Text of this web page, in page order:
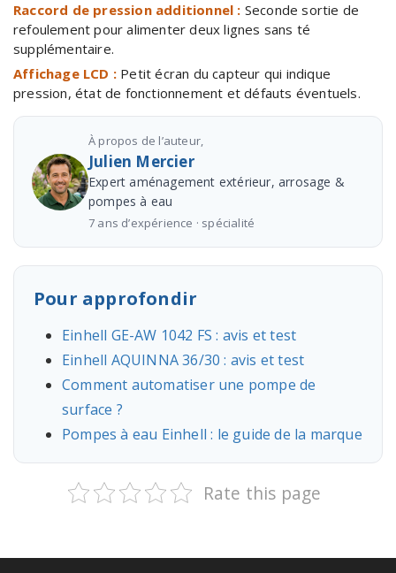
Raccord de pression additionnel : Seconde sortie de
refoulement pour alimenter deux lignes sans té
supplémentaire.
Affichage LCD : Petit écran du capteur qui indique
pression, état de fonctionnement et défauts éventuels.
À propos de l’auteur,
Julien Mercier
Expert aménagement extérieur, arrosage &
pompes à eau
7 ans d’expérience · spécialité
Pour approfondir
Einhell GE-AW 1042 FS : avis et test
Einhell AQUINNA 36/30 : avis et test
Comment automatiser une pompe de
surface ?
Pompes à eau Einhell : le guide de la marque
Rate this page